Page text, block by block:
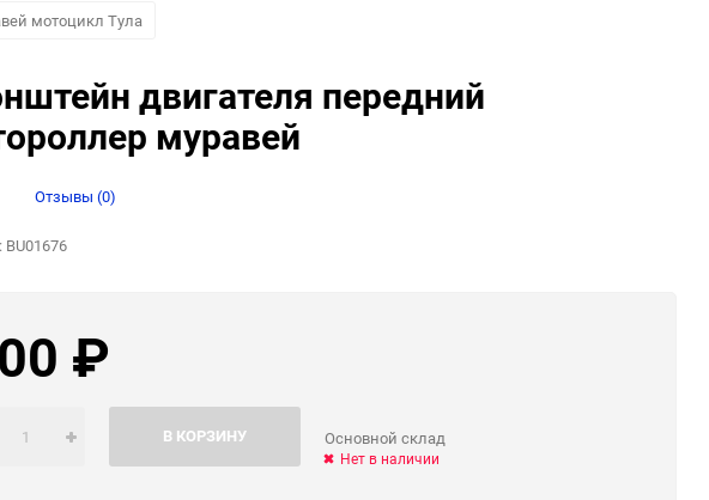
мотоцикл Тула
двигателя передний
муравей
Отзывы (0)
BU01676
₽
В КОРЗИНУ Основной склад
Нет в наличии